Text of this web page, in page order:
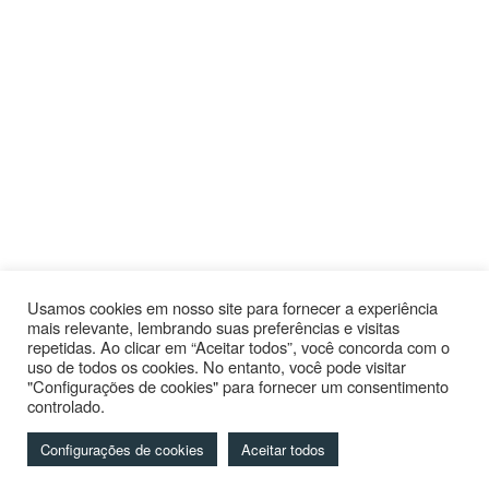
Usamos cookies em nosso site para fornecer a experiência
mais relevante, lembrando suas preferências e visitas
repetidas. Ao clicar em “Aceitar todos”, você concorda com o
uso de todos os cookies. No entanto, você pode visitar
"Configurações de cookies" para fornecer um consentimento
controlado.
Configurações de cookies Aceitar todos